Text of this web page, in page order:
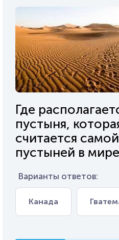
Где
пустыня,
считается
пустыней в
Варианты ответов:
Канада